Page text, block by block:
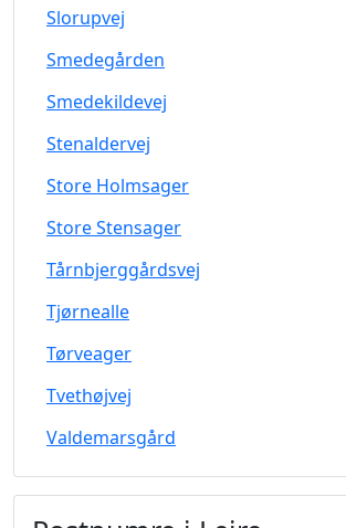
Slorupvej
Smedegården
Smedekildevej
Stenaldervej
Store Holmsager
Store Stensager
Tårnbjerggårdsvej
Tjørnealle
Tørveager
Tvethøjvej
Valdemarsgård